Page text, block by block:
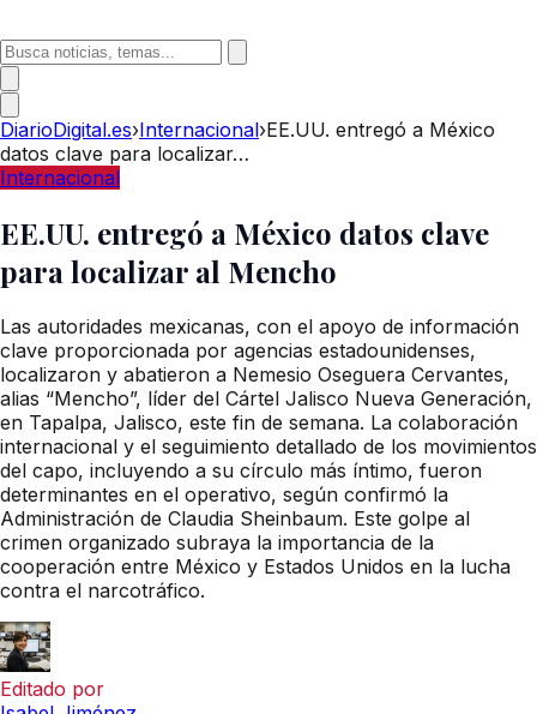
DiarioDigital.es›Internacional›EE.UU. entregó a México
datos clave para localizar…
Internacional
EE.UU. entregó a México datos clave
para localizar al Mencho
Las autoridades mexicanas, con el apoyo de información
clave proporcionada por agencias estadounidenses,
localizaron y abatieron a Nemesio Oseguera Cervantes,
alias “Mencho”, líder del Cártel Jalisco Nueva Generación,
en Tapalpa, Jalisco, este fin de semana. La colaboración
internacional y el seguimiento detallado de los movimientos
del capo, incluyendo a su círculo más íntimo, fueron
determinantes en el operativo, según confirmó la
Administración de Claudia Sheinbaum. Este golpe al
crimen organizado subraya la importancia de la
cooperación entre México y Estados Unidos en la lucha
contra el narcotráfico.
Editado por